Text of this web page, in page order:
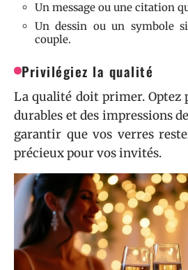
Un message ou une citation
Un dessin ou un symbole
couple.
Privilégiez la qualité
La qualité doit primer. Optez
durables et des impressions
garantir que vos verres
précieux pour vos invités.